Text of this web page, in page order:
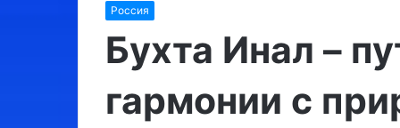
Россия
Бухта Инал –
гармонии с
обязательные